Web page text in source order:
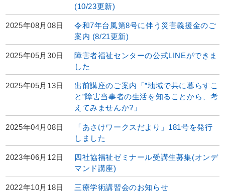
(10/23更新)
2025年08月08日
令和7年台風第8号に伴う災害義援金のご
案内 (8/21更新)
2025年05月30日
障害者福祉センターの公式LINEができま
した
2025年05月13日
出前講座のご案内「”地域で共に暮らすこ
と”障害当事者の生活を知ることから、考
えてみませんか?」
2025年04月08日
「あさけワークスだより」181号を発行
しました
2023年06月12日
四社協福祉ゼミナール受講生募集(オンデ
マンド講座)
2022年10月18日 三療学術講習会のお知らせ